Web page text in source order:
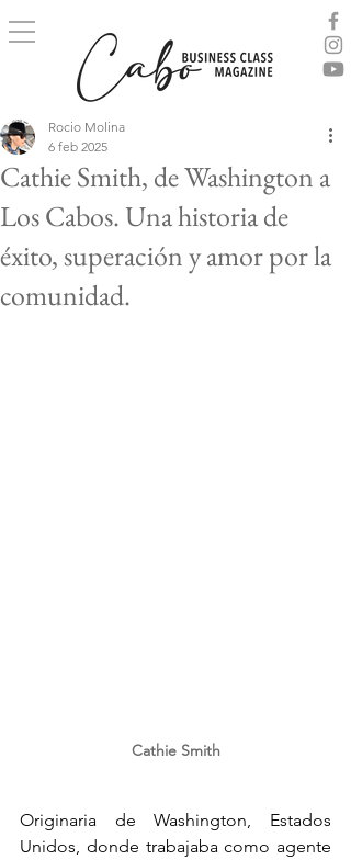
Cathie Smith, de Washington a
Los Cabos. Una historia de
éxito, superación y amor por la
comunidad.
Rocio Molina
6 feb 2025
Cathie Smith
Originaria de Washington, Estados
Unidos, donde trabajaba como agente